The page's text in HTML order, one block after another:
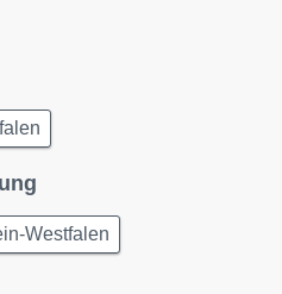
Westfalen